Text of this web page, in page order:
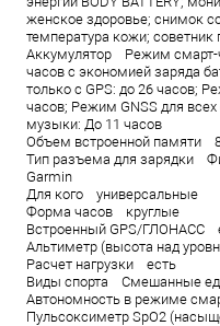
женское здоровье; снимок
температура кожи; советник
Аккумулятор Режим смарт-
часов с экономией заряда
только с GPS: до 26 часов;
часов; Режим GNSS для
музыки: До 11 часов
Объем встроенной памяти
Тип разъема для зарядки
Garmin
Для кого универсальные
Форма часов круглые
Встроенный GPS/ГЛОНАСС
Альтиметр (высота над
Расчет нагрузки есть
Виды спорта Смешанные
Автономность в режиме
Пульсоксиметр SpO2